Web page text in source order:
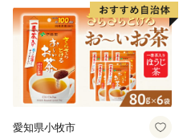
愛知県小牧市